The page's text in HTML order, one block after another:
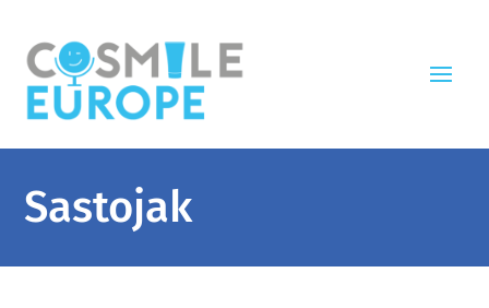
Sastojak